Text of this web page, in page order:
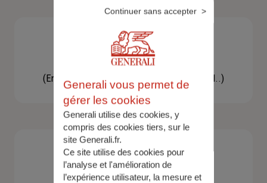
Besoin d'une assistance
(En cas d'accident, bris de glace, un conseil..)
Demande d'information
Generali vous permet de
gérer les cookies
Generali utilise des cookies, y
compris des cookies tiers, sur le
site Generali.fr.
Ce site utilise des cookies pour
l’analyse et l'amélioration de
l’expérience utilisateur, la mesure et
Continuer sans accepter